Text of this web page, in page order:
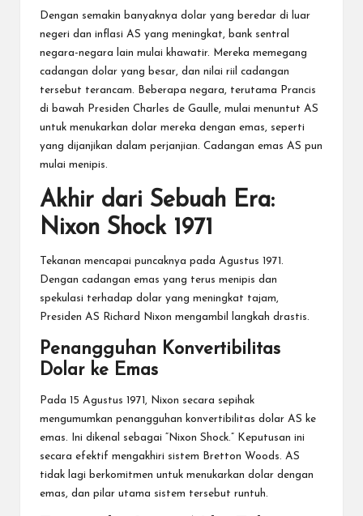
Dengan semakin banyaknya dolar yang beredar di luar
negeri dan inflasi AS yang meningkat, bank sentral
negara-negara lain mulai khawatir. Mereka memegang
cadangan dolar yang besar, dan nilai riil cadangan
tersebut terancam. Beberapa negara, terutama Prancis
di bawah Presiden Charles de Gaulle, mulai menuntut AS
untuk menukarkan dolar mereka dengan emas, seperti
yang dijanjikan dalam perjanjian. Cadangan emas AS pun
mulai menipis.
Akhir dari Sebuah Era:
Nixon Shock 1971
Tekanan mencapai puncaknya pada Agustus 1971.
Dengan cadangan emas yang terus menipis dan
spekulasi terhadap dolar yang meningkat tajam,
Presiden AS Richard Nixon mengambil langkah drastis.
Penangguhan Konvertibilitas
Dolar ke Emas
Pada 15 Agustus 1971, Nixon secara sepihak
mengumumkan penangguhan konvertibilitas dolar AS ke
emas. Ini dikenal sebagai “Nixon Shock.” Keputusan ini
secara efektif mengakhiri sistem Bretton Woods. AS
tidak lagi berkomitmen untuk menukarkan dolar dengan
emas, dan pilar utama sistem tersebut runtuh.